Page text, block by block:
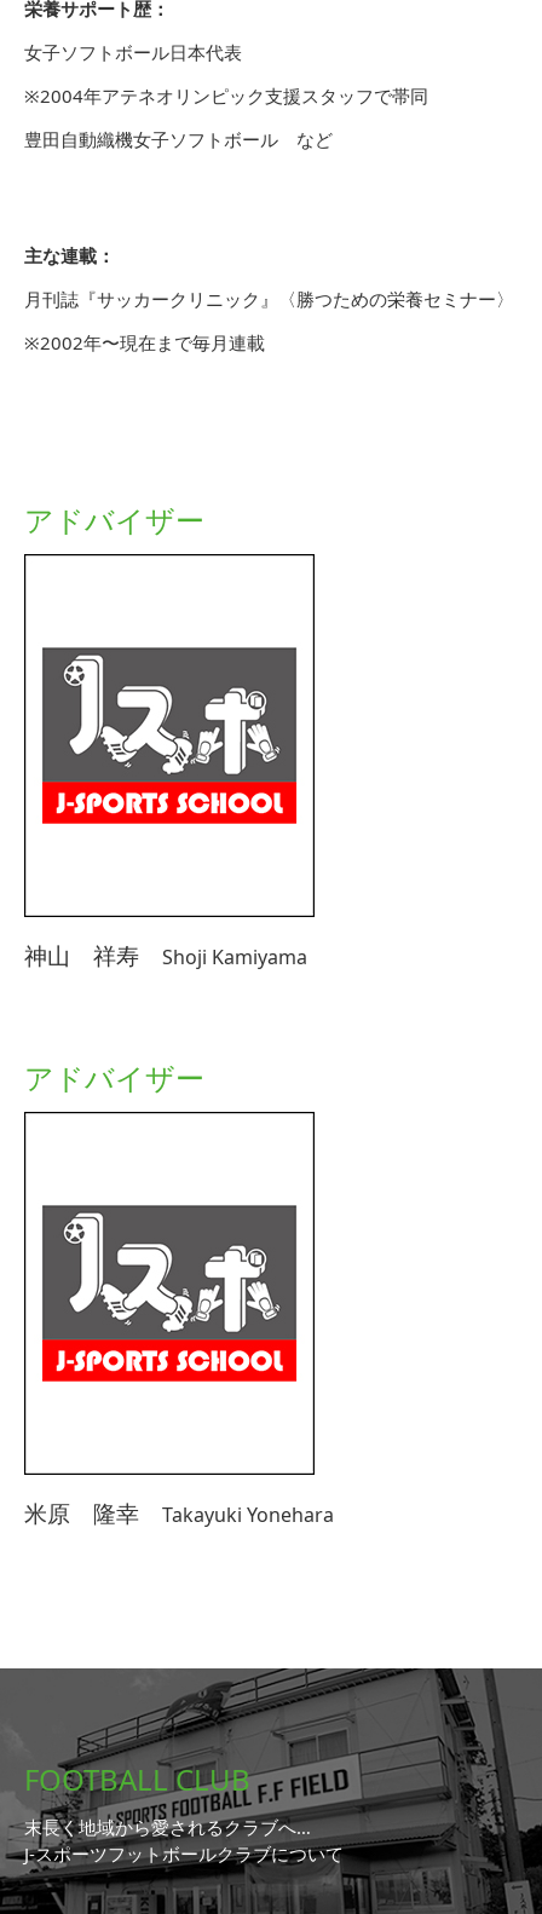
栄養サポート歴：
女子ソフトボール日本代表
※2004年アテネオリンピック支援スタッフで帯同
豊田自動織機女子ソフトボール など
主な連載：
月刊誌『サッカークリニック』〈勝つための栄養セミナー〉
※2002年〜現在まで毎月連載
アドバイザー
神山 祥寿 Shoji Kamiyama
アドバイザー
米原 隆幸 Takayuki Yonehara
FOOTBALL CLUB
末長く地域から愛されるクラブへ…
J-スポーツフットボールクラブについて